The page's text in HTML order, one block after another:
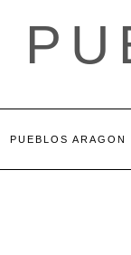
PUEBLOS ARAGON